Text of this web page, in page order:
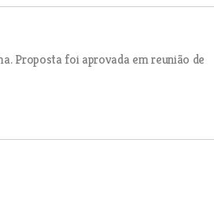
Proposta foi aprovada em reunião de